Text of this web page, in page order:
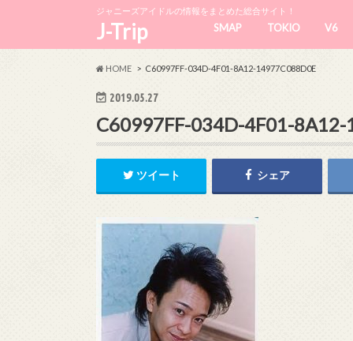
ジャニーズアイドルの情報をまとめた総合サイト！
J-Trip SMAP TOKIO V6
HOME C60997FF-034D-4F01-8A12-14977C088D0E
2019.05.27
C60997FF-034D-4F01-
ツイート シェア